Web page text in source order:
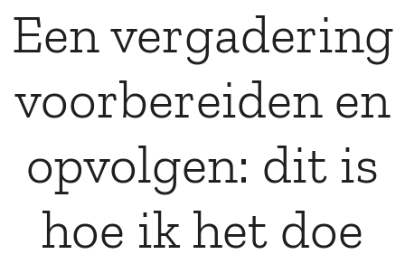
Een vergadering
voorbereiden en
opvolgen: dit is
hoe ik het doe